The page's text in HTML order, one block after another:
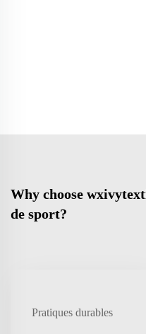
Why choose
de sport?
Pratiques durables